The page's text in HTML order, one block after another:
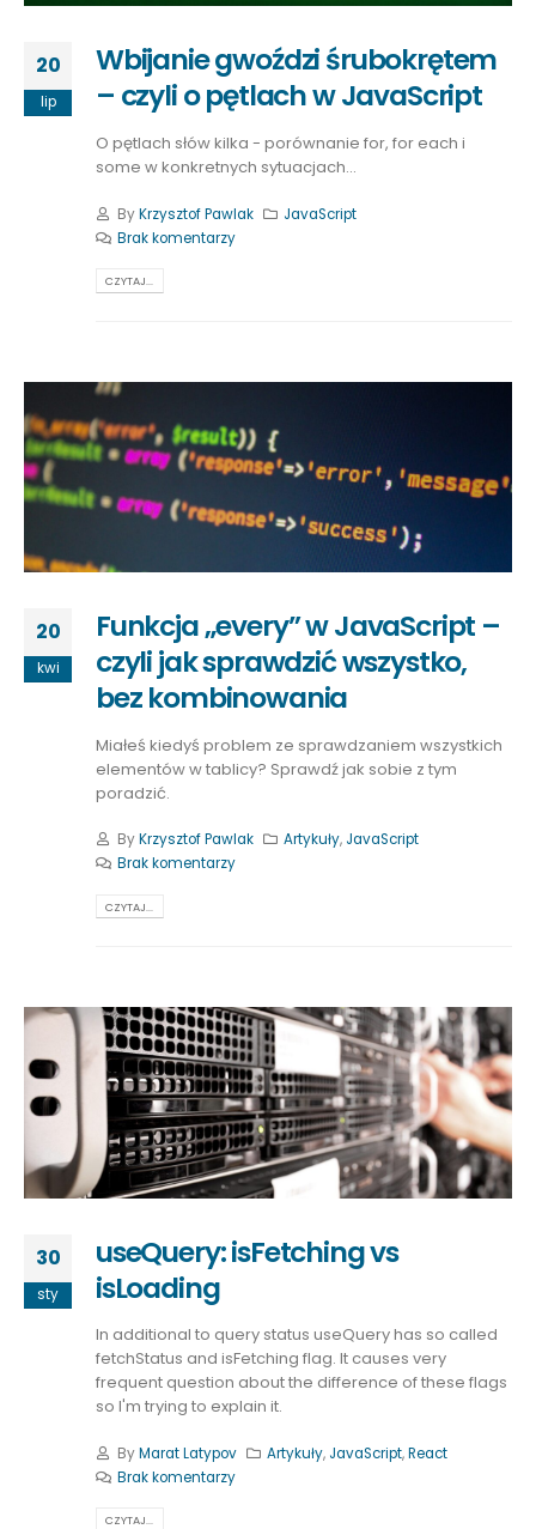
20
lip
Wbijanie gwoździ śrubokrętem
– czyli o pętlach w JavaScript
O pętlach słów kilka - porównanie for, for each i
some w konkretnych sytuacjach...
ByKrzysztof Pawlak
JavaScript
Brak komentarzy
CZYTAJ...
20
kwi
Funkcja „every” w JavaScript –
czyli jak sprawdzić wszystko,
bez kombinowania
Miałeś kiedyś problem ze sprawdzaniem wszystkich
elementów w tablicy? Sprawdź jak sobie z tym
poradzić.
ByKrzysztof Pawlak Artykuły, JavaScript
Brak komentarzy
CZYTAJ...
30
sty
useQuery: isFetching vs
isLoading
In additional to query status useQuery has so called
fetchStatus and isFetching flag. It causes very
frequent question about the difference of these flags
so I'm trying to explain it.
ByMarat Latypov Artykuły, JavaScript,React
Brak komentarzy
CZYTAJ...